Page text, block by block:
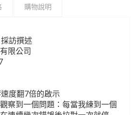
購物說明
訪撰述
限公司
度翻7倍的啟示
察到一個問題：每當我練到一個